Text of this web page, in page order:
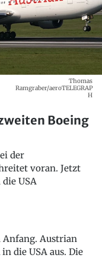
Thomas
Ramgraber/aeroTELEGRAP
H
Boeing
der
voran. Jetzt
USA
Anfang. Austrian
die USA aus. Die